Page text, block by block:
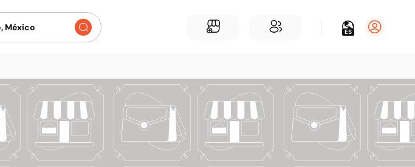
ES
Para Negocios
Añadir un negocio
Encuentre empresas cerca de ti